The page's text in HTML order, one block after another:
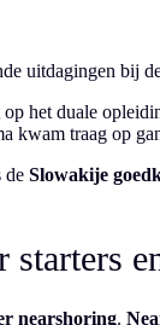
uitdagingen bij
het duale
kwam traag op
Slowakije
starters
nearshoring.